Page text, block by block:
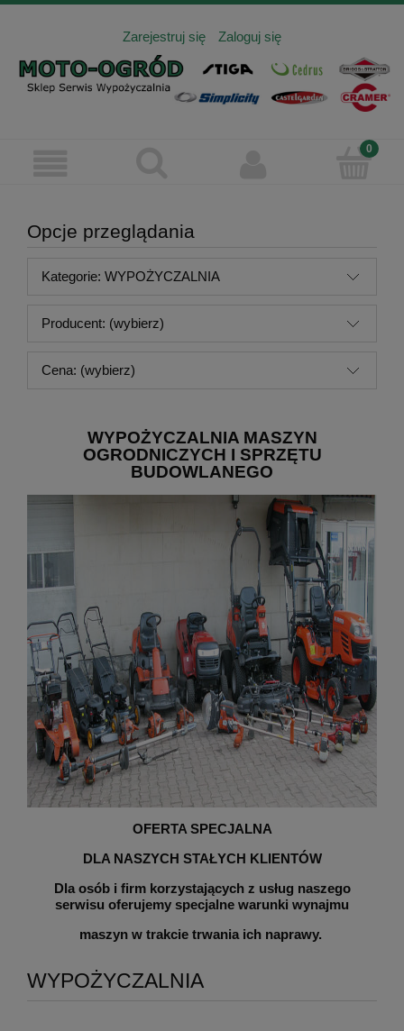
Zarejestruj się Zaloguj się
Opcje przeglądania
Kategorie: WYPOŻYCZALNIA
Producent: (wybierz)
Cena: (wybierz)
WYPOŻYCZALNIA MASZYN
OGRODNICZYCH I SPRZĘTU
BUDOWLANEGO
OFERTA SPECJALNA
DLA NASZYCH STAŁYCH KLIENTÓW
Dla osób i firm korzystających z usług naszego
serwisu oferujemy specjalne warunki wynajmu
maszyn w trakcie trwania ich naprawy.
WYPOŻYCZALNIA